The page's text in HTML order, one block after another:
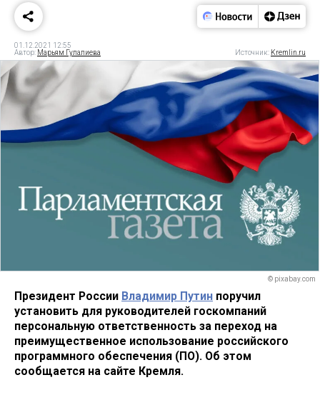
01.12.2021 12:55
Автор: Марьям Гулалиева Источник: Kremlin.ru
© pixabay.com
Президент России Владимир Путин поручил
установить для руководителей госкомпаний
персональную ответственность за переход на
преимущественное использование российского
программного обеспечения (ПО). Об этом
сообщается на сайте Кремля.